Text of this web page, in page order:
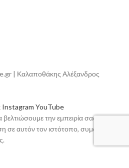
| Καλαποθάκης Αλέξανδρος
Instagram YouTube
την εμπειρία σας στον
σε αυτόν τον ιστότοπο, συμφωνείτε με